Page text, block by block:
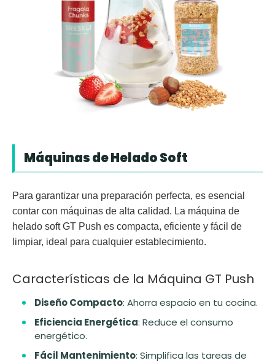
Máquinas de Helado Soft
Para garantizar una preparación perfecta, es esencial
contar con máquinas de alta calidad. La máquina de
helado soft GT Push es compacta, eficiente y fácil de
limpiar, ideal para cualquier establecimiento.
Características de la Máquina GT Push
Diseño Compacto: Ahorra espacio en tu cocina.
Eficiencia Energética: Reduce el consumo
energético.
Fácil Mantenimiento: Simplifica las tareas de